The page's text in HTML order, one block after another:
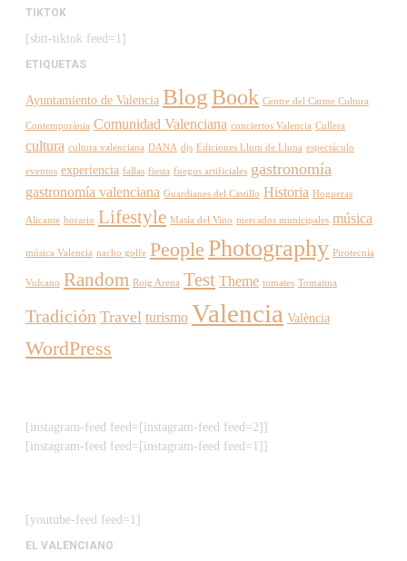
TIKTOK
[sbtt-tiktok feed=1]
ETIQUETAS
Ayuntamiento de Valencia BlogBook Centre del Carme Cultura
Contemporània Comunidad Valenciana conciertos Valencia Cullera
cultura cultura valenciana DANA djs Ediciones Llum de Lluna espectáculo
eventos experiencia fallas fiesta fuegos artificiales gastronomía
gastronomía valenciana Guardianes del Castillo Historia Hogueras
Alicante horario Lifestyle Masía del Vino mercados municipales música
música Valencia nacho golfe People Photography Pirotecnia
Vulcano Random Roig Arena Test Theme tomates Tomatina
Tradición Travel turismo Valencia València
WordPress
[instagram-feed feed=[instagram-feed feed=2]]
[instagram-feed feed=[instagram-feed feed=1]]
[youtube-feed feed=1]
EL VALENCIANO